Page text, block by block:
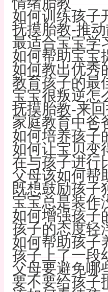
如何训练孩子
抚摸胎教-推
最适合宝宝学
如何帮助宝宝
如何教出优秀
教育孩子的最
宝宝很叛逆怎
抚摸胎教-来
家庭教育中爸
如何培养孩子
如何让宝贝变
在与孩子进行
父母该如何帮
既想鼓励孩子
宝宝总是装作
如何增强孩子
孩子的态度轻
如何帮助孩子
孩子上了一段
父母要避免哪
要不要给孩子